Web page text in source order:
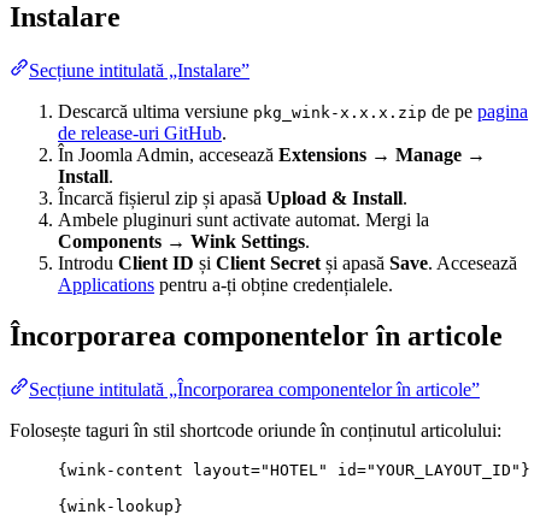
Instalare
Secțiune intitulată „Instalare”
Descarcă ultima versiune pkg_wink-x.x.x.zip de pe pagina
de release-uri GitHub.
În Joomla Admin, accesează Extensions → Manage →
Install.
Încarcă fișierul zip și apasă Upload & Install.
Ambele pluginuri sunt activate automat. Mergi la
Components → Wink Settings.
Introdu Client ID și Client Secret și apasă Save. Accesează
Applications pentru a-ți obține credențialele.
Încorporarea componentelor în articole
Secțiune intitulată „Încorporarea componentelor în articole”
Folosește taguri în stil shortcode oriunde în conținutul articolului:
{wink-content layout="HOTEL" id="YOUR_LAYOUT_ID"}
{wink-lookup}